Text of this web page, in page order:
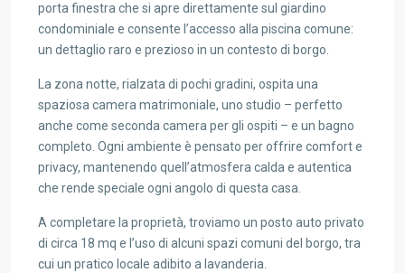
porta finestra che si apre direttamente sul giardino
condominiale e consente l’accesso alla piscina comune:
un dettaglio raro e prezioso in un contesto di borgo.
La zona notte, rialzata di pochi gradini, ospita una
spaziosa camera matrimoniale, uno studio – perfetto
anche come seconda camera per gli ospiti – e un bagno
completo. Ogni ambiente è pensato per offrire comfort e
privacy, mantenendo quell’atmosfera calda e autentica
che rende speciale ogni angolo di questa casa.
A completare la proprietà, troviamo un posto auto privato
di circa 18 mq e l’uso di alcuni spazi comuni del borgo, tra
cui un pratico locale adibito a lavanderia.